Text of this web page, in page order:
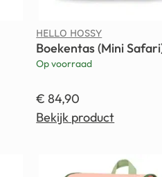
HELLO HOSSY
Boekentas (Mini
Op voorraad
€ 84,90
Bekijk product